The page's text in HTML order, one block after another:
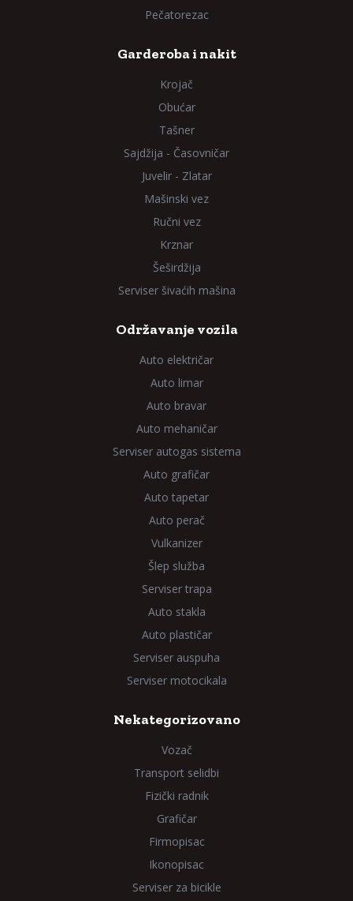
Pečatorezac
Garderoba i nakit
Krojač
Obućar
Tašner
Sajdžija - Časovničar
Juvelir - Zlatar
Mašinski vez
Ručni vez
Krznar
Šeširdžija
Serviser šivaćih mašina
Održavanje vozila
Auto električar
Auto limar
Auto bravar
Auto mehaničar
Serviser autogas sistema
Auto grafičar
Auto tapetar
Auto perač
Vulkanizer
Šlep služba
Serviser trapa
Auto stakla
Auto plastičar
Serviser auspuha
Serviser motocikala
Nekategorizovano
Vozač
Transport selidbi
Fizički radnik
Grafičar
Firmopisac
Ikonopisac
Serviser za bicikle